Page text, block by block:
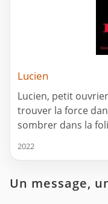
Lucien
Lucien, petit
trouver la force
sombrer dans la
2022
Un message,